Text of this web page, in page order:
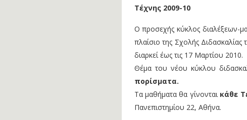
Τέχνης 2009-10
Ο προσεχής κύκλος διαλέξεων-
πλαίσιο της Σχολής Διδασκαλίας
διαρκεί έως τις 17 Μαρτίου 2010.
Θέμα του νέου κύκλου
πορίσματα.
Τα μαθήματα θα γίνονται κάθε
Πανεπιστημίου 22, Αθήνα.